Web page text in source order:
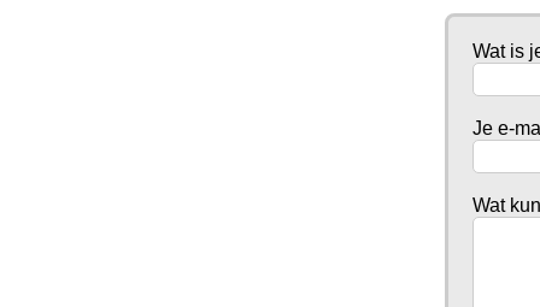
Wat is
Je e-
Wat